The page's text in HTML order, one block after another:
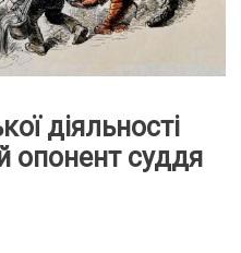
діяльності
опонент суддя